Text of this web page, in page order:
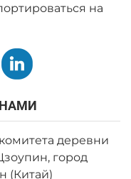
на
деревни
город
(Китай)